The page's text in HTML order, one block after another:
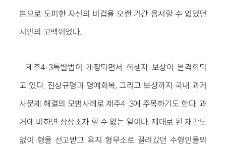
본으로 도피한 자신의 비겁을 오랜 기간 용서할 수 없었던
시인의 고백이었다.
제주4·3특별법이 개정되면서 희생자 보상이 본격화되
고 있다. 진상규명과 명예회복, 그리고 보상까지 국내 과거
사문제 해결의 모범사례로 제주4·3에 주목하기도 한다. 과
거에 비하면 상상조차 할 수 없는 일이다. 제대로 된 재판도
없이 형을 선고받고 육지 형무소로 끌려갔던 수형인들의